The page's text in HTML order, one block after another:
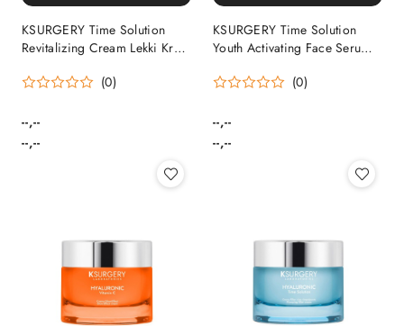
KSURGERY Time Solution
Revitalizing Cream Lekki Krem
(0)
Cena:
--,--
Cena:
--,--
KSURGERY Time Solution
Youth Activating Face Serum
Hialuronowym(0)
Cena:
--,--
Cena:
--,--